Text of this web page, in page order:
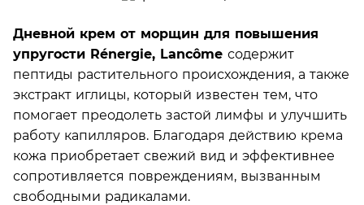
Дневной крем от морщин для повышения
упругости Rénergie, Lancôme содержит
пептиды растительного происхождения, а также
экстракт иглицы, который известен тем, что
помогает преодолеть застой лимфы и улучшить
работу капилляров. Благодаря действию крема
кожа приобретает свежий вид и эффективнее
сопротивляется повреждениям, вызванным
свободными радикалами.